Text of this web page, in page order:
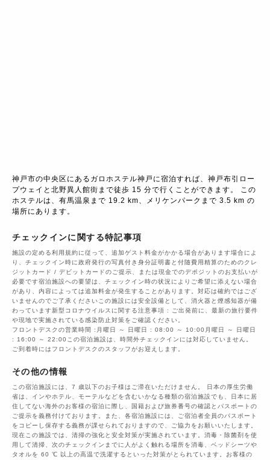
神戸市の中央区にあるガロホステル神戸に宿泊すれば、神戸布引ロー
プウェイと北野異人館街まで徒歩 15 分で行くことができます。 この
ホステルは、有馬温泉まで 19.2 km、メリケンパークまで 3.5 km の
場所にあります。
チェックインに関する特記事項
施設の定める利用規約に従って、追加ゲスト料金がかかる場合があります場合によ
り、チェックイン時に政府発行の写真付き身分証明書と付随費用精算のためのクレ
ジットカード / デビットカードのご提示、または現金でのデポジットのお支払いが
必要です宿泊施設への要望は、チェックイン時の状況によりご希望に添えない場合
があり、内容によっては追加料金が発生することがあります。対応は確約ではござ
いませんのでご了承くださいこの施設には安全設備として、消火器と煙感知器が備
わっています新型コロナウイルスに関する注意事項 : ご出発前に、最新の旅行要件
や現地で実施されている感染防止対策をご確認ください。
フロントデスクの営業時間 :月曜日 ～ 日曜日 : 08:00 ～ 10:00月曜日 ～ 日曜日
: 16:00 ～ 22:00この宿泊施設は、時間外チェックインには対応していません。
ご到着時にはフロントデスクのスタッフがお迎えします。
その他の情報
この宿泊施設には、7 歳以下のお子様はご滞在いただけません。 日本の厚生労働
省は、インやホテル、モーテルなどを含むいかなる種類の宿泊施設でも、日本に​居
住してない海外のお客様の宿泊に際し、国籍および旅券番号の確認とパスポートの
ご提示を義務付け​ております。また、各宿泊施設には、ご宿泊者全員のパスポート
をコピーし保存する義務が課せられておりますの​で、ご協力をお願いいたします。
現在この施設では、清掃の強化と安全対策が実施されています。消毒・除菌剤を使
用して清掃、次のチェックインまでに人がよく触れる場所を消毒、ベッドシーツや
タオルを 60 ℃ 以上の高温で洗濯するといった対策がとられています。お客様の